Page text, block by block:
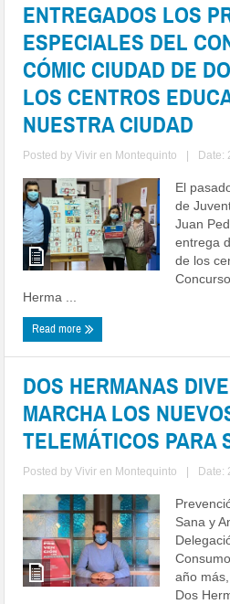
ENTREGADOS LOS
ESPECIALES DEL
CÓMIC CIUDAD DE
LOS CENTROS
NUESTRA CIUDAD
Posted byVivir en Montequinto Date:
El
de
Juan
entrega
de los
Herma ...
Read more
DOS HERMANAS
MARCHA LOS
TELEMÁTICOS PARA
Posted byVivir en Montequinto Date:
Sana y
año
Dos